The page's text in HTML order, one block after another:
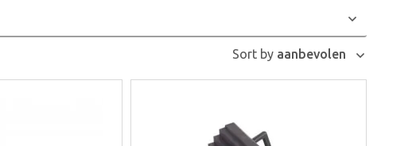
Sort by aanbevolen